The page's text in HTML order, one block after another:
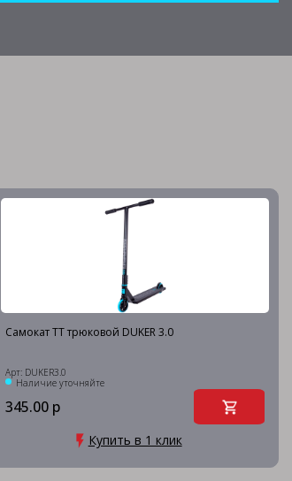
Самокат TT трюковой DUKER 3.0
Арт: DUKER3.0
Наличие уточняйте
345.00 р
Купить в 1 клик